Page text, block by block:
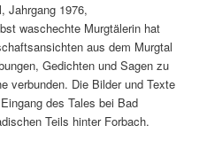
Jahrgang 1976,
waschechte Murgtälerin hat
aus dem Murgtal
Gedichten und Sagen zu
verbunden. Die Bilder und Texte
des Tales bei Bad
Teils hinter Forbach.